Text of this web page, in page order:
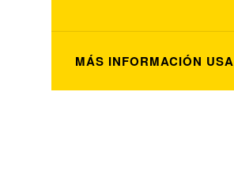
MÁS INFORMACIÓN USA